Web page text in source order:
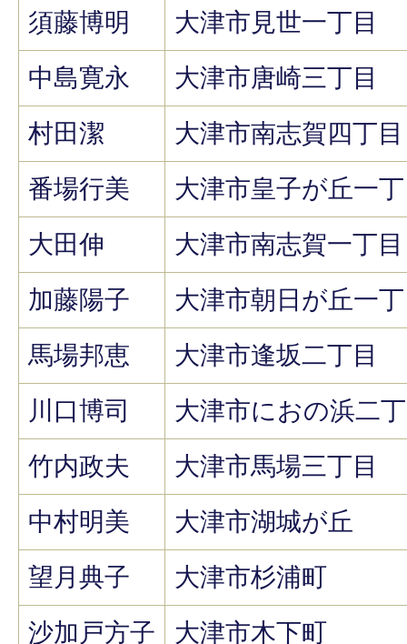
須藤博明
大津市見世一丁目
中島寛永
大津市唐崎三丁目
村田潔
大津市南志賀四丁目
番場行美
大津市皇子が丘一
大田伸
大津市南志賀一丁目
加藤陽子
大津市朝日が丘一
馬場邦恵
大津市逢坂二丁目
川口博司
大津市におの浜二
竹内政夫
大津市馬場三丁目
中村明美
大津市湖城が丘
望月典子
大津市杉浦町
沙加戸方子
大津市木下町